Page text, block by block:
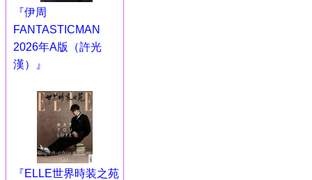
『伊周
FANTASTICMAN
2026年A版（許光
漢）』
『ELLE世界時装之苑